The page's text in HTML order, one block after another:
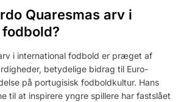
Quaresmas arv i
i international fodbold er præget af
betydelige bidrag til Euro-
på portugisisk fodboldkultur. Hans
til at inspirere yngre spillere har fastslået